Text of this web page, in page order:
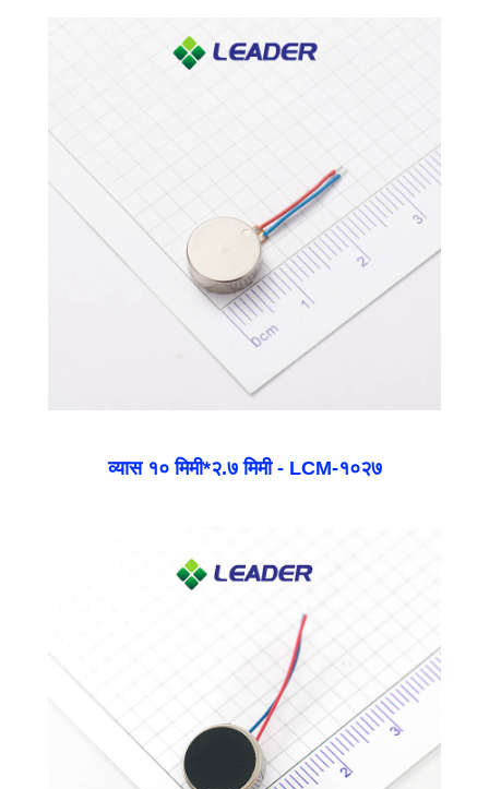
व्यास १० मिमी*२.७ मिमी - LCM-१०२७